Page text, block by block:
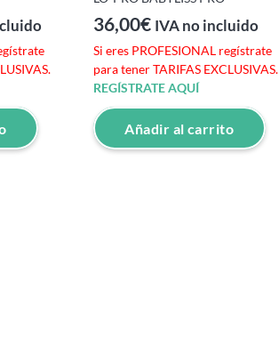
36,00€ IVA no incluido
Si eres PROFESIONAL regístrate
para tener TARIFAS EXCLUSIVAS.
REGÍSTRATE AQUÍ
Añadir al carrito